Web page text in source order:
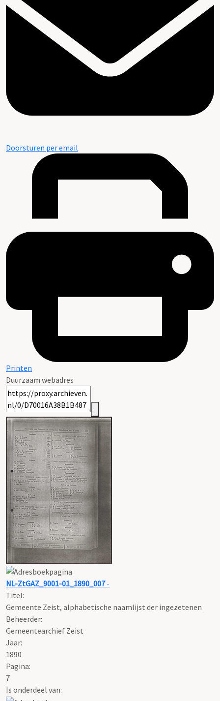
Doorsturen per email
Printen
Duurzaam webadres
NL-ZtGAZ_9001-01_1890_007-
Titel:
Gemeente Zeist, alphabetische naamlijst der ingezetenen
Beheerder:
Gemeentearchief Zeist
Jaar:
1890
Pagina:
7
Is onderdeel van: